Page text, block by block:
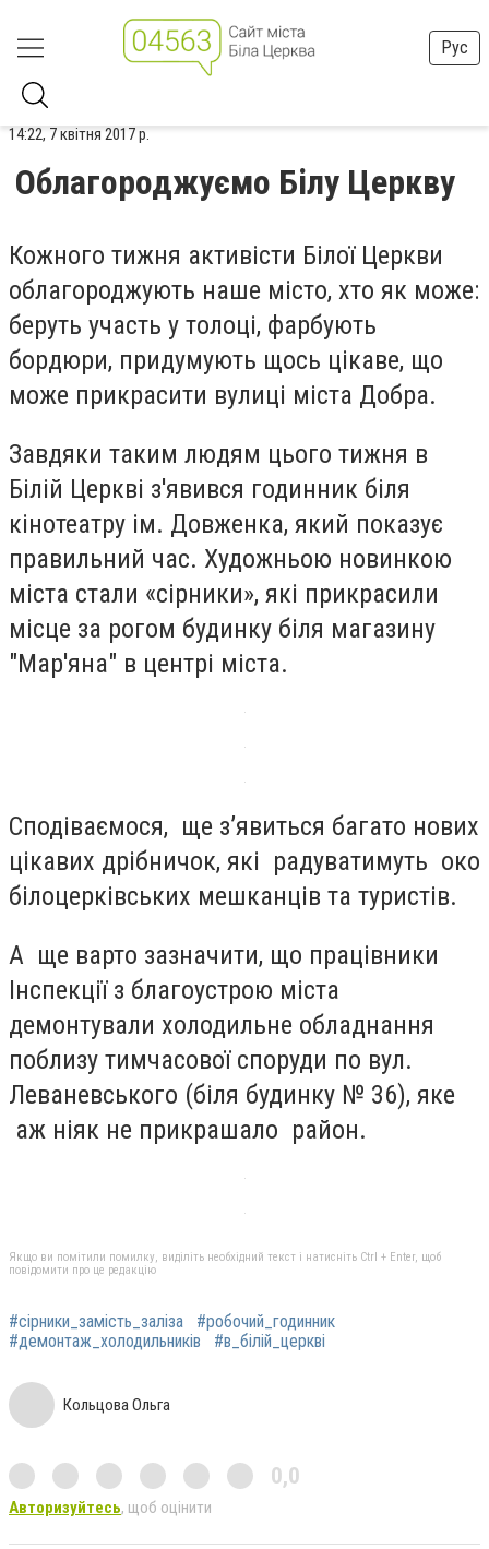
Рус
14:22, 7 квітня 2017 р.
Облагороджуємо Білу Церкву
Кожного тижня активісти Білої Церкви
облагороджують наше місто, хто як може:
беруть участь у толоці, фарбують
бордюри, придумують щось цікаве, що
може прикрасити вулиці міста Добра.
Завдяки таким людям цього тижня в
Білій Церкві з'явився годинник біля
кінотеатру ім. Довженка, який показує
правильний час. Художньою новинкою
міста стали «сірники», які прикрасили
місце за рогом будинку біля магазину
"Мар'яна" в центрі міста.
Сподіваємося, ще з’явиться багато нових
цікавих дрібничок, які радуватимуть око
білоцерківських мешканців та туристів.
А ще варто зазначити, що працівники
Інспекції з благоустрою міста
демонтували холодильне обладнання
поблизу тимчасової споруди по вул.
Леваневського (біля будинку № 36), яке
аж ніяк не прикрашало район.
Якщо ви помітили помилку, виділіть необхідний текст і натисніть Ctrl + Enter, щоб
повідомити про це редакцію
#сірники_замість_заліза
#робочий_годинник
#демонтаж_холодильників
#в_білій_церкві
Кольцова Ольга
0,0
Авторизуйтесь, щоб оцінити